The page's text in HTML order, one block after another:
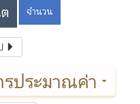
จำนวน
รประมาณค่า